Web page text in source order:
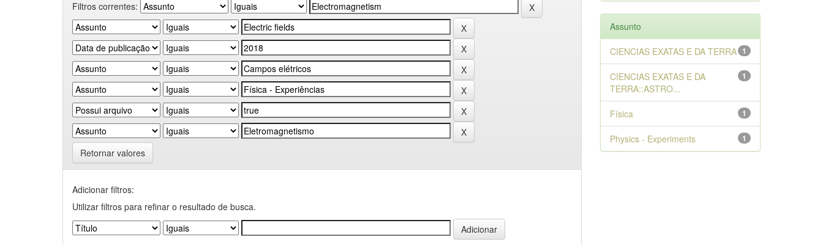
Filtros correntes:
Retornar valores
Adicionar filtros:
Utilizar filtros para refinar o resultado de busca.
Assunto
1
CIENCIAS EXATAS E DA TERRA
1
CIENCIAS EXATAS E DA
TERRA::ASTRO...
1
Física
1
Physics - Experiments